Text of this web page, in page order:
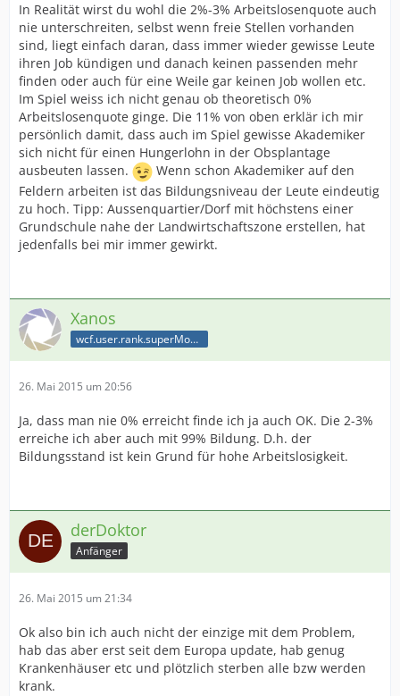
In Realität wirst du wohl die 2%-3% Arbeitslosenquote auch
nie unterschreiten, selbst wenn freie Stellen vorhanden
sind, liegt einfach daran, dass immer wieder gewisse Leute
ihren Job kündigen und danach keinen passenden mehr
finden oder auch für eine Weile gar keinen Job wollen etc.
Im Spiel weiss ich nicht genau ob theoretisch 0%
Arbeitslosenquote ginge. Die 11% von oben erklär ich mir
persönlich damit, dass auch im Spiel gewisse Akademiker
sich nicht für einen Hungerlohn in der Obsplantage
ausbeuten lassen.
Wenn schon Akademiker auf den
Feldern arbeiten ist das Bildungsniveau der Leute eindeutig
zu hoch. Tipp: Aussenquartier/Dorf mit höchstens einer
Grundschule nahe der Landwirtschaftszone erstellen, hat
jedenfalls bei mir immer gewirkt.
Xanos
wcf.user.rank.superModerator
26. Mai 2015 um 20:56
Ja, dass man nie 0% erreicht finde ich ja auch OK. Die 2-3%
erreiche ich aber auch mit 99% Bildung. D.h. der
Bildungsstand ist kein Grund für hohe Arbeitslosigkeit.
derDoktor
Anfänger
26. Mai 2015 um 21:34
Ok also bin ich auch nicht der einzige mit dem Problem,
hab das aber erst seit dem Europa update, hab genug
Krankenhäuser etc und plötzlich sterben alle bzw werden
krank.